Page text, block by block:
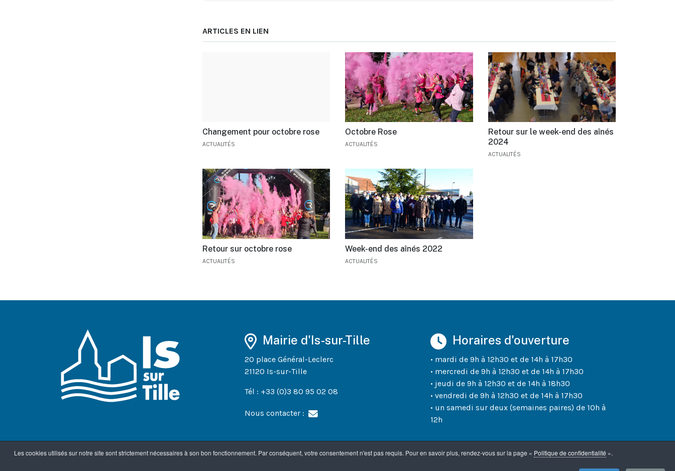
ARTICLES EN LIEN
Changement pour octobre rose
ACTUALITÉS
Octobre Rose
ACTUALITÉS
Retour sur le week-end des aînés
2024
ACTUALITÉS
Retour sur octobre rose
ACTUALITÉS
Week-end des aînés 2022
ACTUALITÉS
Mairie d'Is-sur-Tille
20 place Général-Leclerc
21120 Is-sur-Tille
Tél : +33 (0)3 80 95 02 08
Nous contacter :
Horaires d'ouverture
• mardi de 9h à 12h30 et de 14h à 17h30
• mercredi de 9h à 12h30 et de 14h à 17h30
• jeudi de 9h à 12h30 et de 14h à 18h30
• vendredi de 9h à 12h30 et de 14h à 17h30
• un samedi sur deux (semaines paires) de 10h à
12h
Les cookies utilisés sur notre site sont strictement nécessaires à son bon fonctionnement. Par conséquent, votre consentement n'est pas requis. Pour en savoir plus, rendez-vous sur la page « Politique de confidentialité ».